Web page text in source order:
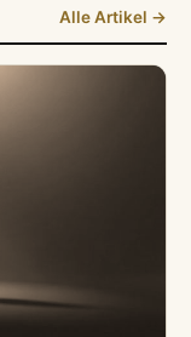
Alle Artikel →